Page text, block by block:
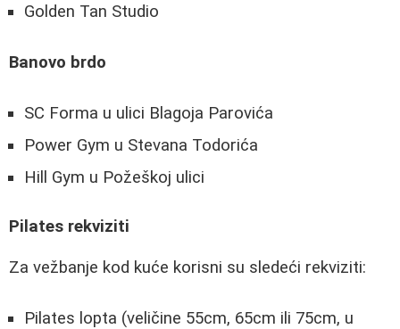
Golden Tan Studio
Banovo brdo
SC Forma u ulici Blagoja Parovića
Power Gym u Stevana Todorića
Hill Gym u Požeškoj ulici
Pilates rekviziti
Za vežbanje kod kuće korisni su sledeći rekviziti:
Pilates lopta (veličine 55cm, 65cm ili 75cm, u